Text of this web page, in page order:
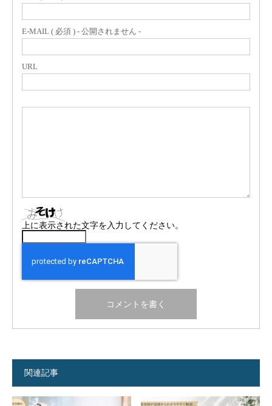
E-MAIL ( 必須 ) - 公開されません -
URL
上に表示された文字を入力してください。
関連記事